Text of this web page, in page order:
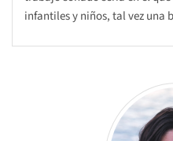
infantiles y niños, tal vez